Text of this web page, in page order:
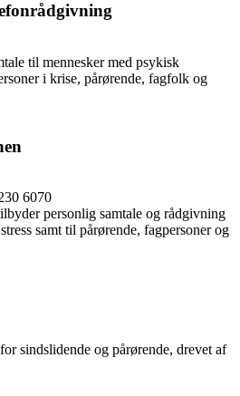
til mennesker med psykisk
i krise, pårørende, fagfolk og
6070
personlig samtale og rådgivning
samt til pårørende, fagpersoner og
sindslidende og pårørende, drevet af